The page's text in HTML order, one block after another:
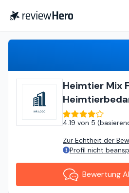
Heimtier Mix
4.19 von 5 (
Zur Echtheit der
Profil nicht
Bewertung